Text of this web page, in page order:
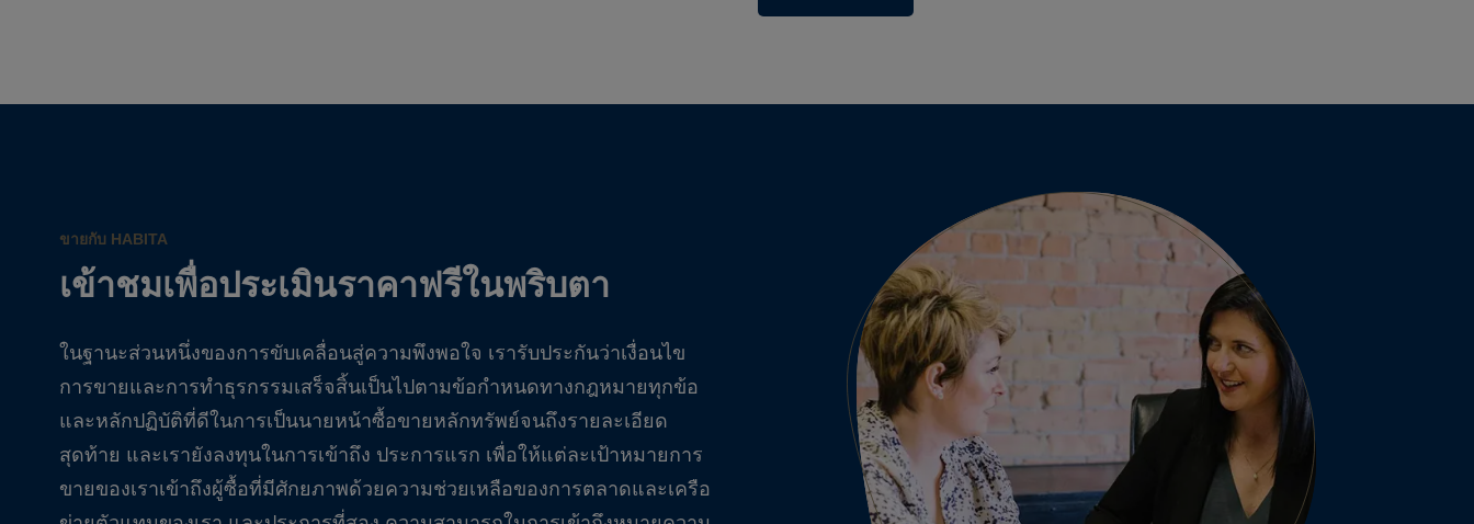
ขายกับ HABITA
เข้าชมเพื่อประเมินราคาฟรีในพริบตา
ในฐานะส่วนหนึ่งของการขับเคลื่อนสู่ความพึงพอใจ เรารับประกันว่าเงื่อนไข
การขายและการทำธุรกรรมเสร็จสิ้นเป็นไปตามข้อกำหนดทางกฎหมายทุกข้อ
และหลักปฏิบัติที่ดีในการเป็นนายหน้าซื้อขายหลักทรัพย์จนถึงรายละเอียด
สุดท้าย และเรายังลงทุนในการเข้าถึง ประการแรก เพื่อให้แต่ละเป้าหมายการ
ขายของเราเข้าถึงผู้ซื้อที่มีศักยภาพด้วยความช่วยเหลือของการตลาดและเครือ